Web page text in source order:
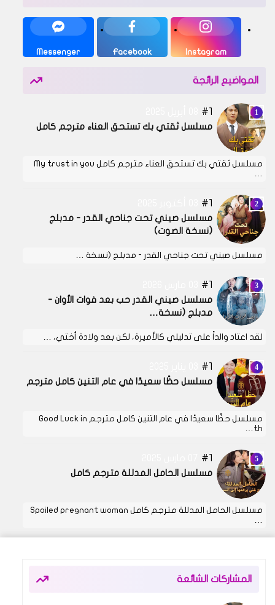
Instagram
Facebook
Messenger
المواضيع الرائجة
1
مسلسل ثقتي بك تستحق العناء مترجم كامل
مسلسل ثقتي بك تستحق العناء مترجم كامل My trust in you
…
1
مسلسل صيني تحت جناحي القدر - مدبلج
(نسخة الصوت)
مسلسل صيني تحت جناحي القدر - مدبلج (نسخة …
1
مسلسل صيني القدر حب بعد فوات الأوان -
مدبلج (نسخة…
لقد اعتاد والداً على تدليلي كالأميرة، لكن بعد ولادة أختي، …
1
مسلسل حظًا سعيدًا في عام التنين كامل مترجم
مسلسل حظًا سعيدًا في عام التنين كامل مترجم Good Luck in
th…
1
مسلسل الحامل المدللة مترجم كامل
مسلسل الحامل المدللة مترجم كامل Spoiled pregnant woman
…
المشاركات الشائعة